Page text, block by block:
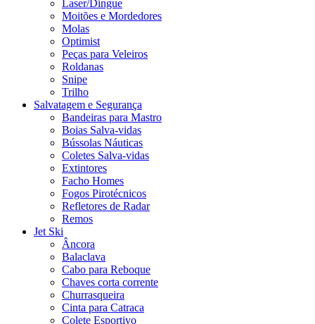
Laser/Dingue
Moitões e Mordedores
Molas
Optimist
Peças para Veleiros
Roldanas
Snipe
Trilho
Salvatagem e Segurança
Bandeiras para Mastro
Boias Salva-vidas
Bússolas Náuticas
Coletes Salva-vidas
Extintores
Facho Homes
Fogos Pirotécnicos
Refletores de Radar
Remos
Jet Ski
Âncora
Balaclava
Cabo para Reboque
Chaves corta corrente
Churrasqueira
Cinta para Catraca
Colete Esportivo